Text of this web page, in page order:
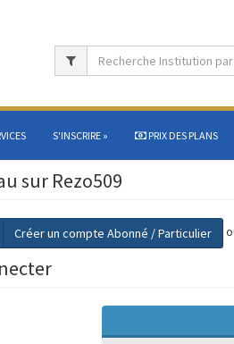
S'INSCRIRE » PRIX DES PLANS
sur Rezo509
Créer un compte Abonné / Particulier